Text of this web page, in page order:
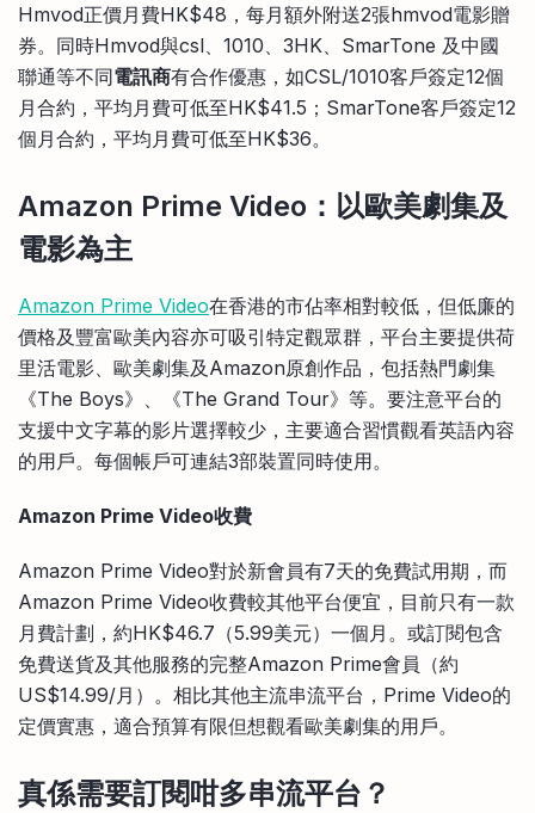
Hmvod正價月費HK$48，每月額外附送2張hmvod電影贈
券。同時Hmvod與csl、1010、3HK、SmarTone 及中國
聯通等不同電訊商有合作優惠，如CSL/1010客戶簽定12個
月合約，平均月費可低至HK$41.5；SmarTone客戶簽定12
個月合約，平均月費可低至HK$36。
Amazon Prime Video：以歐美劇集及
電影為主
Amazon Prime Video在香港的市佔率相對較低，但低廉的
價格及豐富歐美內容亦可吸引特定觀眾群，平台主要提供荷
里活電影、歐美劇集及Amazon原創作品，包括熱門劇集
《The Boys》、《The Grand Tour》等。要注意平台的
支援中文字幕的影片選擇較少，主要適合習慣觀看英語內容
的用戶。每個帳戶可連結3部裝置同時使用。
Amazon Prime Video收費
Amazon Prime Video對於新會員有7天的免費試用期，而
Amazon Prime Video收費較其他平台便宜，目前只有一款
月費計劃，約HK$46.7（5.99美元）一個月。或訂閱包含
免費送貨及其他服務的完整Amazon Prime會員（約
US$14.99/月）。相比其他主流串流平台，Prime Video的
定價實惠，適合預算有限但想觀看歐美劇集的用戶。
真係需要訂閱咁多串流平台？